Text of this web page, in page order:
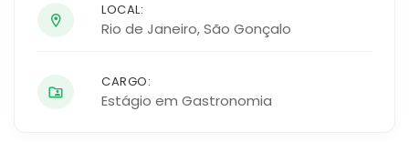
LOCAL:
Rio de Janeiro,São Gonçalo
CARGO:
Estágio em Gastronomia